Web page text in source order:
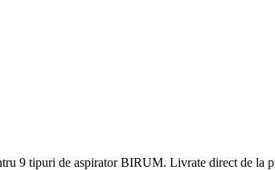
9 tipuri de aspirator BIRUM. Livrate direct de la